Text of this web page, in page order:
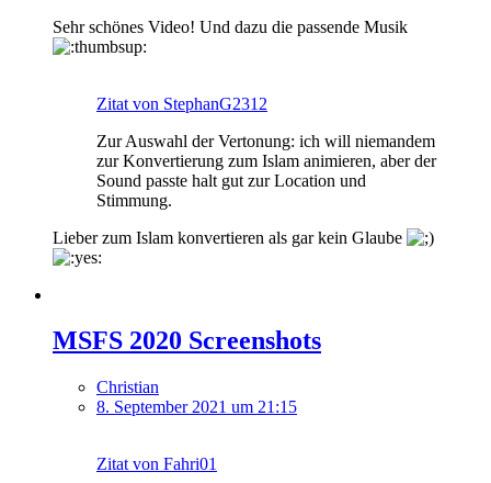
Sehr schönes Video! Und dazu die passende Musik
Zitat von StephanG2312
Zur Auswahl der Vertonung: ich will niemandem
zur Konvertierung zum Islam animieren, aber der
Sound passte halt gut zur Location und
Stimmung.
Lieber zum Islam konvertieren als gar kein Glaube
MSFS 2020 Screenshots
Christian
8. September 2021 um 21:15
Zitat von Fahri01